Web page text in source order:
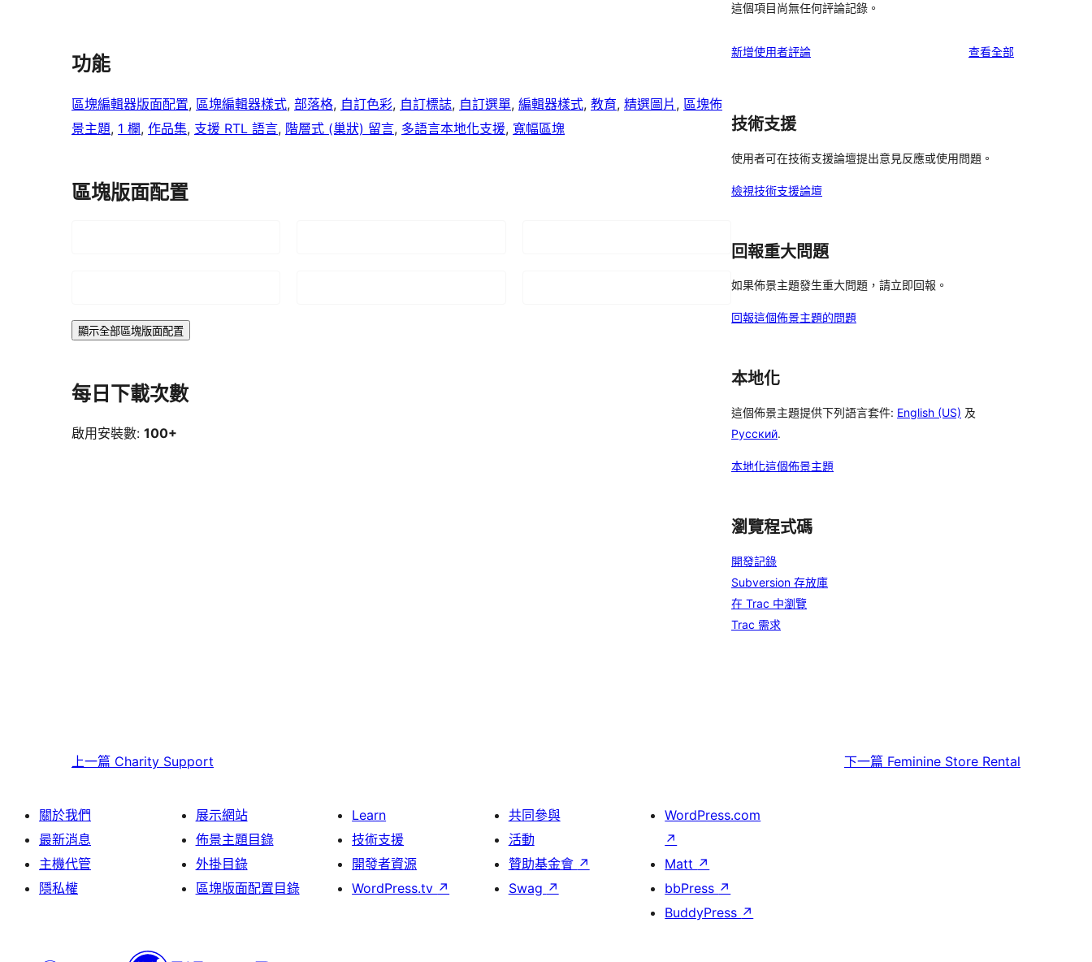
功能
區塊編輯器版面配置, 區塊編輯器樣式, 部落格, 自訂色彩, 自訂標誌, 自訂選單, 編輯器樣式, 教育, 精選圖片 , 區塊佈
景主題, 1 欄, 作品集, 支援 RTL 語言, 階層式 (巢狀) 留言, 多語言本地化支援, 寬幅區塊
區塊版面配置
顯示全部區塊版面配置
每日下載次數
啟用安裝數: 100+
這個項目尚無任何評論記錄。
新增使用者評論 查看全部使
技術支援
使用者可在技術支援論壇提出意見反應或使用問題。
檢視技術支援論壇
回報重大問題
如果佈景主題發生重大問題，請立即回報。
回報這個佈景主題的問題
本地化
這個佈景主題提供下列語言套件: English (US) 及
Русский.
本地化這個佈景主題
瀏覽程式碼
開發記錄
Subversion 存放庫
在 Trac 中瀏覽
Trac 需求
上一篇 Charity Support 下一篇 Feminine Store Rental
關於我們
最新消息
主機代管
隱私權
展示網站
佈景主題目錄
外掛目錄
區塊版面配置目錄
Learn
技術支援
開發者資源
WordPress.tv ↗
共同參與
活動
贊助基金會 ↗
Swag ↗
WordPress.com
↗
Matt ↗
bbPress ↗
BuddyPress ↗